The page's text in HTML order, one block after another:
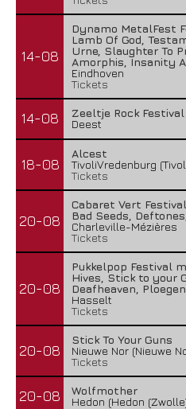
14-08
Dynamo MetalFest
Lamb Of God,
Urne, Slaughter To
Amorphis, Insanity
Eindhoven
Tickets
14-08
Zeeltje Rock
Deest
18-08
Alcest
TivoliVredenburg
Tickets
20-08
Cabaret Vert
Bad Seeds,
Charleville-Mézières
Tickets
20-08
Pukkelpop Festival
Hives, Stick to your
Deafheaven,
Hasselt
Tickets
20-08
Stick To Your Guns
Nieuwe Nor (Nieuwe
Tickets
20-08
Wolfmother
Hedon (Hedon